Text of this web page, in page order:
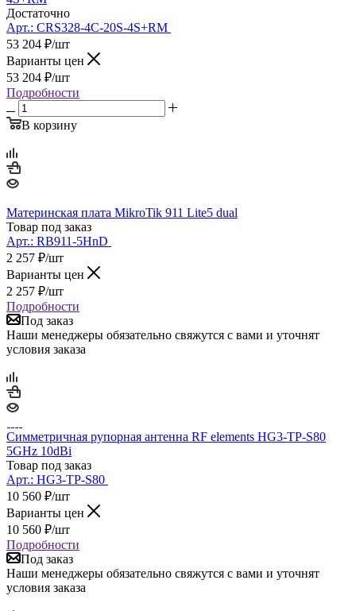
Достаточно
Арт.: CRS328-4C-20S-4S+RM
53 204 ₽/шт
Варианты цен
53 204 ₽/шт
Подробности
В корзину
Материнская плата MikroTik 911 Lite5 dual
Товар под заказ
Арт.: RB911-5HnD
2 257 ₽/шт
Варианты цен
2 257 ₽/шт
Подробности
Под заказ
Наши менеджеры обязательно свяжутся с вами и уточнят
условия заказа
Симметричная рупорная антенна RF elements HG3-TP-S80
5GHz 10dBi
Товар под заказ
Арт.: HG3-TP-S80
10 560 ₽/шт
Варианты цен
10 560 ₽/шт
Подробности
Под заказ
Наши менеджеры обязательно свяжутся с вами и уточнят
условия заказа